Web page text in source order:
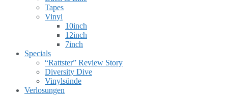
Tapes
Vinyl
10inch
12inch
7inch
Specials
“Rattster” Review Story
Diversity Dive
Vinylsünde
Verlosungen